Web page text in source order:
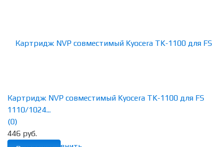
Картридж NVP совместимый Kyocera TK-1100 для FS
1110/1024...
(0)
446 руб.